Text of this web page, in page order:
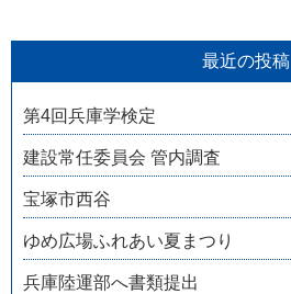
最近の投稿
第4回兵庫学検定
建設常任委員会 管内調査
宝塚市西谷
ゆめ広場ふれあい夏まつり
兵庫陸運部へ書類提出